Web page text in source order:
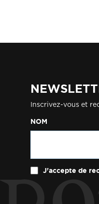
Inscrivez-vous et
NOM
J'accepte de